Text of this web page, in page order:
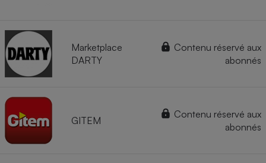
Marketplace
DARTY
Contenu réservé aux
abonnés
GITEM
Contenu réservé aux
abonnés